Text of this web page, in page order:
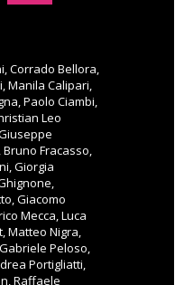
Corrado Bellora,
Manila Calipari,
Paolo Ciambi,
Leo
Fracasso,
Giorgia
Giacomo
Mecca, Luca
Matteo Nigra,
Peloso,
Portigliatti,
Raffaele